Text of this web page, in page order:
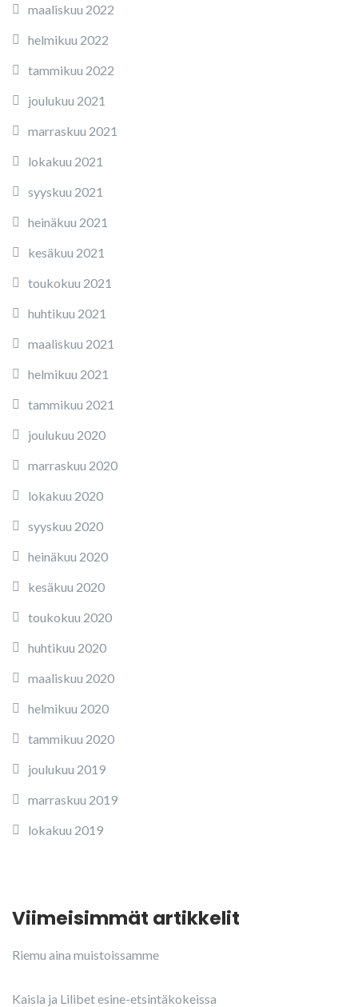
maaliskuu 2022
helmikuu 2022
tammikuu 2022
joulukuu 2021
marraskuu 2021
lokakuu 2021
syyskuu 2021
heinäkuu 2021
kesäkuu 2021
toukokuu 2021
huhtikuu 2021
maaliskuu 2021
helmikuu 2021
tammikuu 2021
joulukuu 2020
marraskuu 2020
lokakuu 2020
syyskuu 2020
heinäkuu 2020
kesäkuu 2020
toukokuu 2020
huhtikuu 2020
maaliskuu 2020
helmikuu 2020
tammikuu 2020
joulukuu 2019
marraskuu 2019
lokakuu 2019
Viimeisimmät artikkelit
Riemu aina muistoissamme
Kaisla ja Lilibet esine-etsintäkokeissa